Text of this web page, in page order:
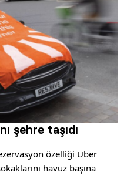
şehre taşıdı
özelliği Uber
havuz başına